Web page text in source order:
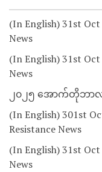
(In English) 31st
News
(In English) 31st
News
၂၀၂၅ အောက်တိုဘာ
(In English) 301st
Resistance News
(In English) 31st
News